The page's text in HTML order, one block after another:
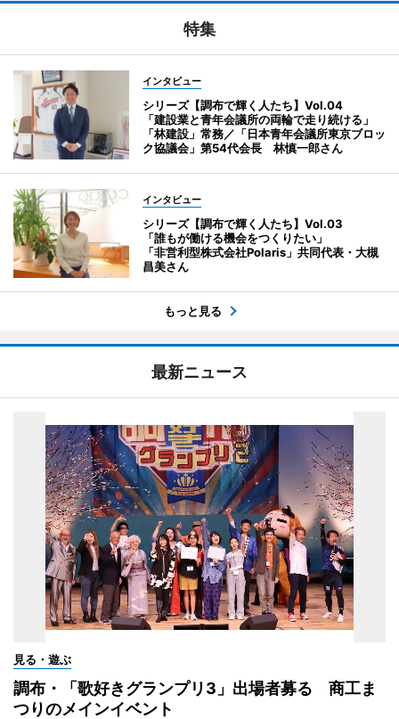
特集
インタビュー
シリーズ【調布で輝く人たち】Vol.04
「建設業と青年会議所の両輪で走り続ける」
「林建設」常務／「日本青年会議所東京ブロッ
ク協議会」第54代会長 林慎一郎さん
インタビュー
シリーズ【調布で輝く人たち】Vol.03
「誰もが働ける機会をつくりたい」
「非営利型株式会社Polaris」共同代表・大槻
昌美さん
もっと見る
最新ニュース
見る・遊ぶ
調布・「歌好きグランプリ3」出場者募る 商工ま
つりのメインイベント